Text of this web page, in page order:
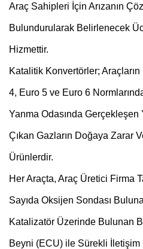
Araç Sahipleri İçin Arızanın
Bulundurularak Belirlenecek
Hizmettir.
Katalitik Konvertörler;
4, Euro 5 ve Euro 6
Yanma Odasında
Çıkan Gazların Doğaya Zarar
Ürünlerdir.
Her Araçta, Araç Üretici Firma
Sayıda Oksijen Sondası
Katalizatör Üzerinde Bulunan
Beyni (ECU) ile Sürekli